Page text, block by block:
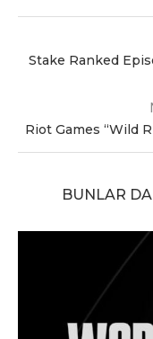
Stake Ranked
Riot Games “Wild
BUNLAR